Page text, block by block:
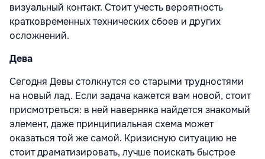
визуальный контакт. Стоит учесть вероятность
кратковременных технических сбоев и других
осложнений.
Дева
Сегодня Девы столкнутся со старыми трудностями
на новый лад. Если задача кажется вам новой, стоит
присмотреться: в ней наверняка найдется знакомый
элемент, даже принципиальная схема может
оказаться той же самой. Кризисную ситуацию не
стоит драматизировать, лучше поискать быстрое